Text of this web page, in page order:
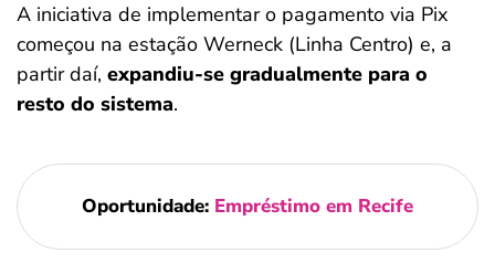
A iniciativa de implementar o pagamento via Pix
começou na estação Werneck (Linha Centro) e, a
partir daí, expandiu-se gradualmente para o
resto do sistema.
Oportunidade: Empréstimo em Recife